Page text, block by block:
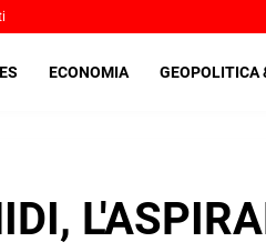
ECONOMIA GEOPOLITICA